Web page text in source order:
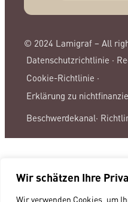
Wir schätzen Ihre
Wir verwenden Cookies, um
© 2024 Lamigraf – All
Datenschutzrichtlinie ·
Cookie-Richtlinie ·
Erklärung zu
Beschwerdekanal·